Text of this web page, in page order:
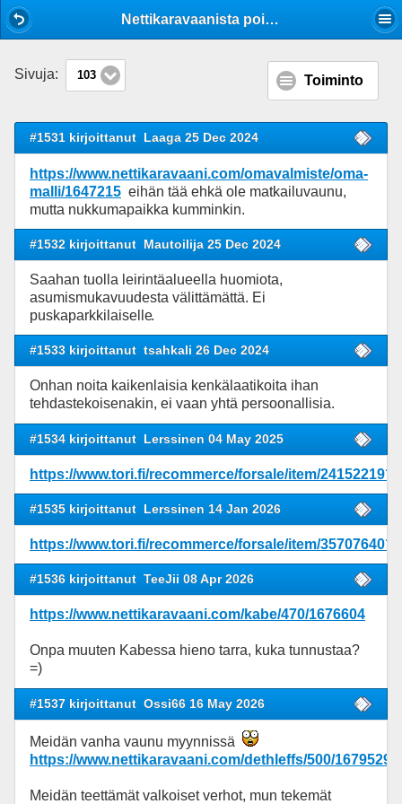
Nettikaravaanista poimittua (m-vaunut).
Sivuja: 103 Toiminto
#1531 kirjoittanut Laaga 25 Dec 2024
https://www.nettikaravaani.com/omavalmiste/oma-
malli/1647215 eihän tää ehkä ole matkailuvaunu,
mutta nukkumapaikka kumminkin.
#1532 kirjoittanut Mautoilija 25 Dec 2024
Saahan tuolla leirintäalueella huomiota,
asumismukavuudesta välittämättä. Ei
puskaparkkilaiselle.
#1533 kirjoittanut tsahkali 26 Dec 2024
Onhan noita kaikenlaisia kenkälaatikoita ihan
tehdastekoisenakin, ei vaan yhtä persoonallisia.
#1534 kirjoittanut Lerssinen 04 May 2025
https://www.tori.fi/recommerce/forsale/item/24152219?
#1535 kirjoittanut Lerssinen 14 Jan 2026
https://www.tori.fi/recommerce/forsale/item/35707640?
#1536 kirjoittanut TeeJii 08 Apr 2026
https://www.nettikaravaani.com/kabe/470/1676604
Onpa muuten Kabessa hieno tarra, kuka tunnustaa?
=)
#1537 kirjoittanut Ossi66 16 May 2026
Meidän vanha vaunu myynnissä
https://www.nettikaravaani.com/dethleffs/500/1679529
Meidän teettämät valkoiset verhot, mun tekemät